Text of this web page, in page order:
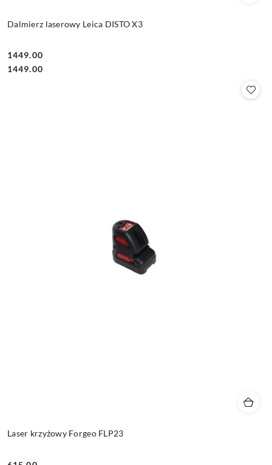
Dalmierz laserowy Leica DISTO X3
Cena:
1449.00
Cena:
1449.00
Laser krzyżowy Forgeo FLP23